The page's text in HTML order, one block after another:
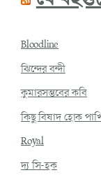
Bloodline
ঝিন্দের বন্দী
কুমারসম্ভবের কবি
কিছু বিষাদ হোক
Royal
দ্য সি-হক